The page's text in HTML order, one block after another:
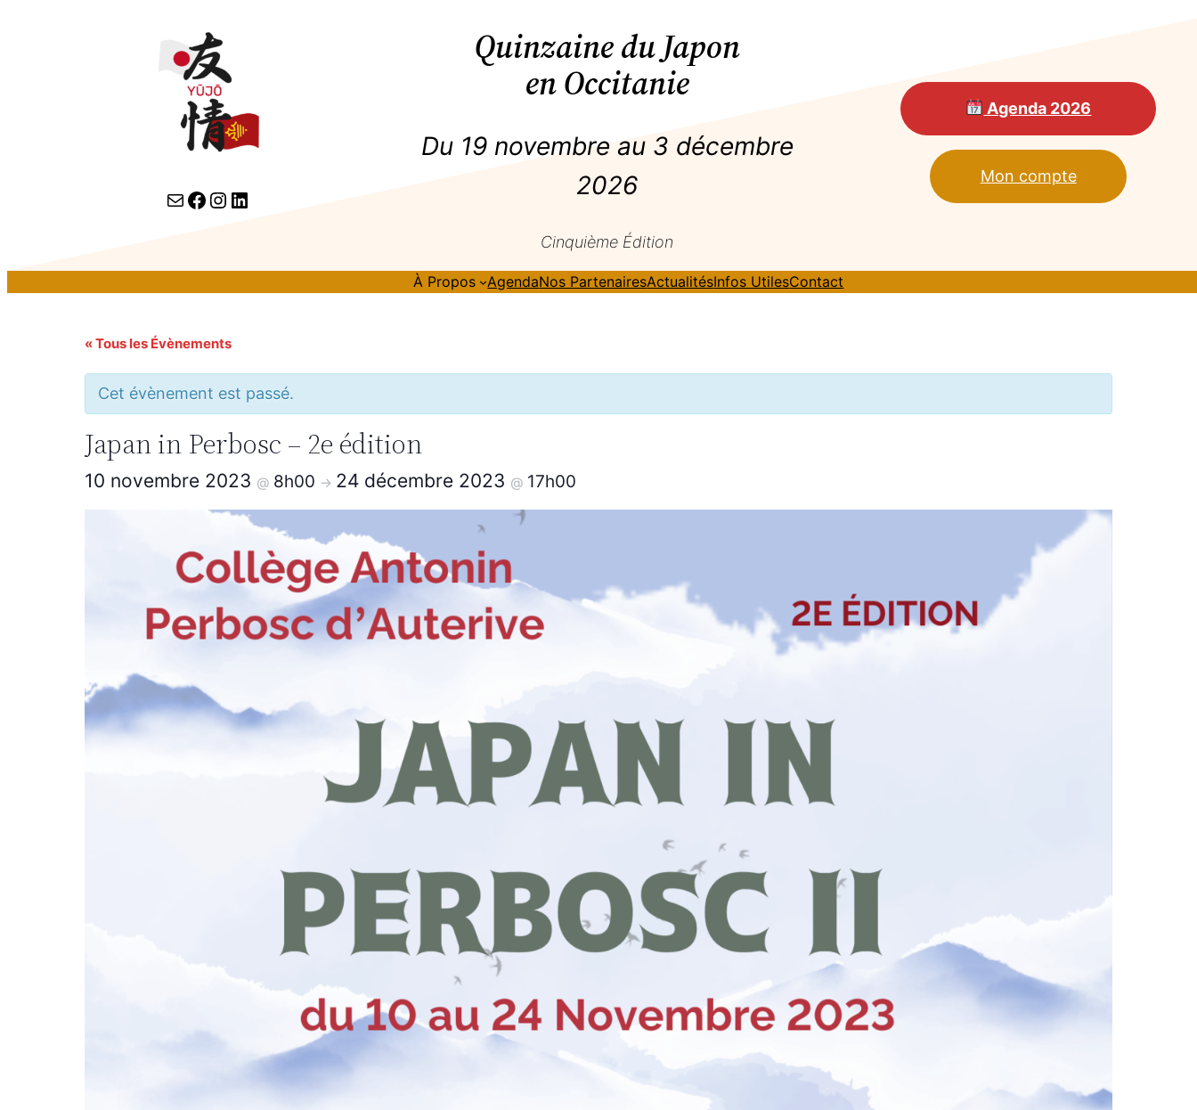
contact par email lien facebook Instagram LinkedIn
Quinzaine du Japon
en Occitanie
Du 19 novembre au 3 décembre
2026
Cinquième Édition
Agenda 2026
Mon compte
À Propos AgendaNos PartenairesActualitésInfos UtilesContact
« Tous les Évènements
Cet évènement est passé.
Japan in Perbosc – 2e édition
10 novembre 2023 @ 8h00 -> 24 décembre 2023 @ 17h00